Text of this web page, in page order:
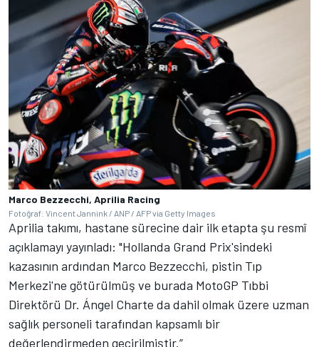
Marco Bezzecchi, Aprilia Racing
Fotoğraf: Vincent Jannink / ANP / AFP via Getty Images
Aprilia takımı, hastane sürecine dair ilk etapta şu resmî
açıklamayı yayınladı: "Hollanda Grand Prix'sindeki
kazasının ardından Marco Bezzecchi, pistin Tıp
Merkezi'ne götürülmüş ve burada MotoGP Tıbbi
Direktörü Dr. Ángel Charte da dahil olmak üzere uzman
sağlık personeli tarafından kapsamlı bir
değerlendirmeden geçirilmiştir.”